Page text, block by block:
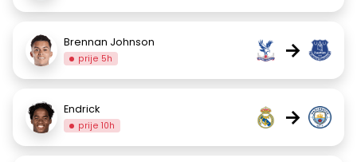
Brennan Johnson
prije 5h →
Endrick
prije 10h →